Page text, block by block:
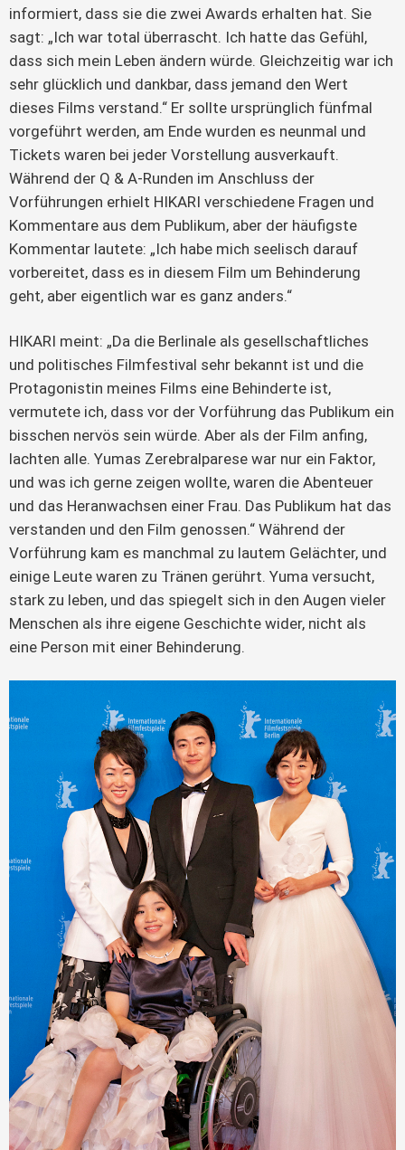
informiert, dass sie die zwei Awards erhalten hat. Sie
sagt: „Ich war total überrascht. Ich hatte das Gefühl,
dass sich mein Leben ändern würde. Gleichzeitig war ich
sehr glücklich und dankbar, dass jemand den Wert
dieses Films verstand.“ Er sollte ursprünglich fünfmal
vorgeführt werden, am Ende wurden es neunmal und
Tickets waren bei jeder Vorstellung ausverkauft.
Während der Q & A-Runden im Anschluss der
Vorführungen erhielt HIKARI verschiedene Fragen und
Kommentare aus dem Publikum, aber der häufigste
Kommentar lautete: „Ich habe mich seelisch darauf
vorbereitet, dass es in diesem Film um Behinderung
geht, aber eigentlich war es ganz anders.“
HIKARI meint: „Da die Berlinale als gesellschaftliches
und politisches Filmfestival sehr bekannt ist und die
Protagonistin meines Films eine Behinderte ist,
vermutete ich, dass vor der Vorführung das Publikum ein
bisschen nervös sein würde. Aber als der Film anfing,
lachten alle. Yumas Zerebralparese war nur ein Faktor,
und was ich gerne zeigen wollte, waren die Abenteuer
und das Heranwachsen einer Frau. Das Publikum hat das
verstanden und den Film genossen.“ Während der
Vorführung kam es manchmal zu lautem Gelächter, und
einige Leute waren zu Tränen gerührt. Yuma versucht,
stark zu leben, und das spiegelt sich in den Augen vieler
Menschen als ihre eigene Geschichte wider, nicht als
eine Person mit einer Behinderung.